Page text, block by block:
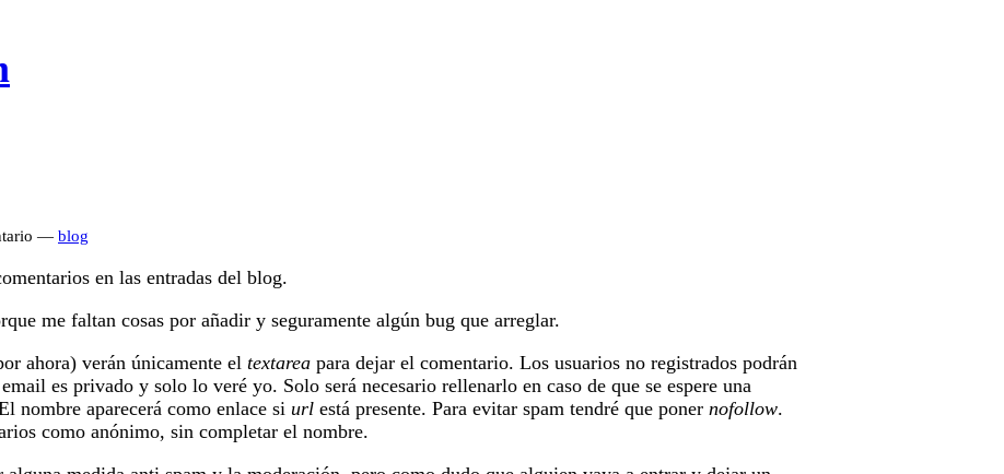
— blog
en las entradas del blog.
me faltan cosas por añadir y seguramente algún bug que arreglar.
ahora) verán únicamente el textarea para dejar el comentario. Los usuarios no registrados podrán
es privado y solo lo veré yo. Solo será necesario rellenarlo en caso de que se espere una
nombre aparecerá como enlace si url está presente. Para evitar spam tendré que poner nofollow.
como anónimo, sin completar el nombre.